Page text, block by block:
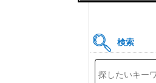
検索